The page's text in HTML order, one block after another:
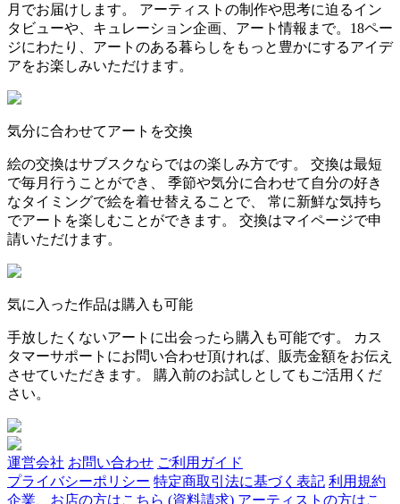
月でお届けします。 アーティストの制作や思考に迫るイン
タビューや、キュレーション企画、アート情報まで。18ペー
ジにわたり、アートのある暮らしをもっと豊かにするアイデ
アをお楽しみいただけます。
気分に合わせてアートを交換
絵の交換はサブスクならではの楽しみ方です。 交換は最短
で毎月行うことができ、 季節や気分に合わせて自分の好き
なタイミングで絵を着せ替えることで、 常に新鮮な気持ち
でアートを楽しむことができます。 交換はマイページで申
請いただけます。
気に入った作品は購入も可能
手放したくないアートに出会ったら購入も可能です。 カス
タマーサポートにお問い合わせ頂ければ、販売金額をお伝え
させていただきます。 購入前のお試しとしてもご活用くだ
さい。
運営会社 お問い合わせ ご利用ガイド
プライバシーポリシー 特定商取引法に基づく表記 利用規約
企業、お店の方はこちら (資料請求) アーティストの方はこ